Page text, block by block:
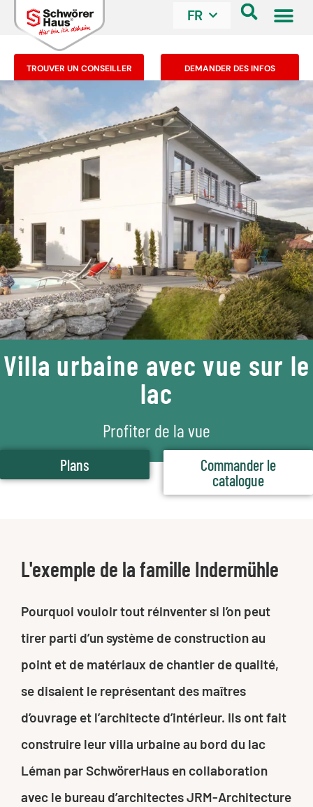
FR
TROUVER UN CONSEILLER DEMANDER DES INFOS
Villa urbaine avec vue sur le
lac
Profiter de la vue
Plans
Commander le
catalogue
L'exemple de la famille Indermühle
Pourquoi vouloir tout réinventer si l’on peut
tirer parti d’un système de construction au
point et de matériaux de chantier de qualité,
se disaient le représentant des maîtres
d’ouvrage et l’architecte d’intérieur. Ils ont fait
construire leur villa urbaine au bord du lac
Léman par SchwörerHaus en collaboration
avec le bureau d’architectes JRM-Architecture